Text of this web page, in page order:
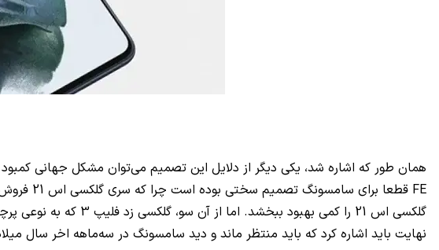
همان طور که اشاره شد، یکی دیگر از دلایل این تصمیم می‌توان مشکل جهانی کمبود تراشه باشد چرا که در سال 2021 اکثر شرکت‌های بزرگ فناوری از
FE قطعا برای سامسونگ تصمیم سختی بوده است چرا که سری گلکسی اس 21 فروش خوبی را تجربه نکرده است و عرضه گلکسی اس 21
گلکسی اس 21 را کمی
نهایت باید اشاره کرد که باید منتظر ماند و دید سامسونگ در سه‌ماهه اخر سال